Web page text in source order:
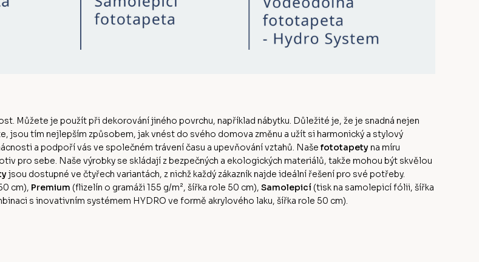
Můžete je použít při dekorování jiného povrchu, například nábytku. Důležité je, že je snadná nejen
jsou tím nejlepším způsobem, jak vnést do svého domova změnu a užít si harmonický a stylový
a podpoří vás ve společném trávení času a upevňování vztahů. Naše fototapetyna míru
pro sebe. Naše výrobky se skládají z bezpečných a ekologických materiálů, takže mohou být skvělou
jsou dostupné ve čtyřech variantách, z nichž každý zákazník najde ideální řešení pro své potřeby.
cm), Premium (flizelín o gramáži 155 g/m², šířka role 50 cm), Samolepicí (tisk na samolepicí fólii, šířka
s inovativním systémem HYDRO ve formě akrylového laku, šířka role 50 cm).